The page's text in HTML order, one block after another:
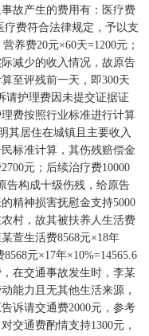
故产生的费用有：医疗费
疗费符合法律规定，予以支
养费20元×60天=1200元；
减少的收入情况，故原告
至评残前一天，即300天
请护理费因未提交证据证
费按照行业标准进行计算
其居住在城镇且主要收入
标准计算，其伤残赔偿金
元；后续治疗费10000
告构成十级伤残，给原告
精神损害抚慰金支持5000
村，故其被扶养人生活费
萱生活费8568元×18年
元×17年×10%=14565.6
在交通事故发生时，李某
能力且无其他生活来源，
诉请交通费2000元，参考
交通费酌情支持1300元，